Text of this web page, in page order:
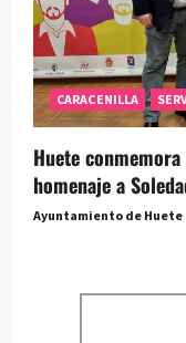
CARACENILLA
Huete
homenaje a
Ayuntamiento de Huete